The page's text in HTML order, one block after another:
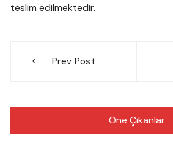
teslim edilmektedir.
gezinmesi
Prev Post
Öne Çıkanlar